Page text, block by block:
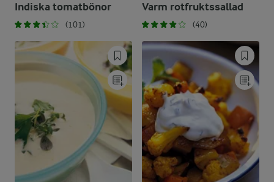
Indiska tomatbönor
(101)
Varm rotfruktssallad
(40)